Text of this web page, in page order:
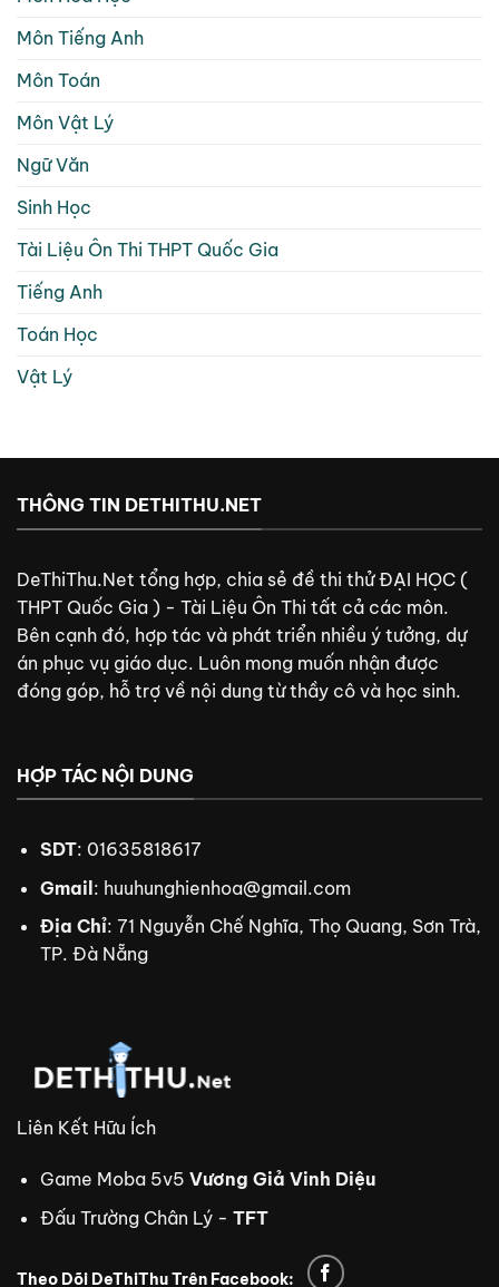
Môn Tiếng Anh
Môn Toán
Môn Vật Lý
Ngữ Văn
Sinh Học
Tài Liệu Ôn Thi THPT Quốc Gia
Tiếng Anh
Toán Học
Vật Lý
THÔNG TIN DETHITHU.NET
DeThiThu.Net tổng hợp, chia sẻ đề thi thử ĐẠI HỌC (
THPT Quốc Gia ) - Tài Liệu Ôn Thi tất cả các môn.
Bên cạnh đó, hợp tác và phát triển nhiều ý tưởng, dự
án phục vụ giáo dục. Luôn mong muốn nhận được
đóng góp, hỗ trợ về nội dung từ thầy cô và học sinh.
HỢP TÁC NỘI DUNG
SDT: 01635818617
Gmail: huuhunghienhoa@gmail.com
Địa Chỉ: 71 Nguyễn Chế Nghĩa, Thọ Quang, Sơn Trà,
TP. Đà Nẵng
Liên Kết Hữu Ích
Game Moba 5v5 Vương Giả Vinh Diệu
Đấu Trường Chân Lý - TFT
Theo Dõi DeThiThu Trên Facebook: